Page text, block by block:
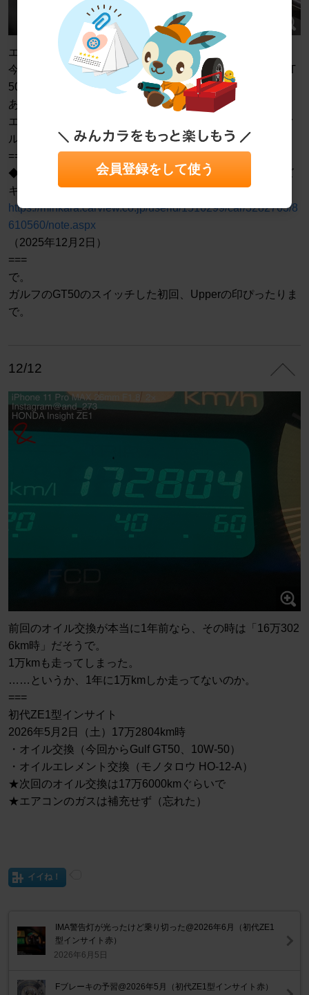
エッジRSは前回までで終了。
今回からは、初代ZE1型インサイトもGulf（ガルフ）のGT
50。
あ、エッジRSと同じ、10W-50です。
エッジRSからGT50にした理由や違いについては、別のク
ルマ（スマイルツイン）で書いたので、そちらを。↓
===
◆オイル交換は今日からガルフGT50＠2025年12月（スズ
キ EC22S型 スマイルツイン）
https://minkara.carview.co.jp/userid/1516299/car/3282763/8
610560/note.aspx
（2025年12月2日）
===
で。
ガルフのGT50のスイッチした初回、Upperの印ぴったりま
で。
12/12
前回のオイル交換が本当に1年前なら、その時は「16万302
6km時」だそうで。
1万kmも走ってしまった。
……というか、1年に1万kmしか走ってないのか。
===
初代ZE1型インサイト
2026年5月2日（土）17万2804km時
・オイル交換（今回からGulf GT50、10W-50）
・オイルエレメント交換（モノタロウ HO-12-A）
★次回のオイル交換は17万6000kmぐらいで
★エアコンのガスは補充せず（忘れた）
イイね！
IMA警告灯が光ったけど乗り切った@2026年6月（初代ZE1
型インサイト赤）
2026年6月5日
Fブレーキの予習@2026年5月（初代ZE1型インサイト赤）
会員登録をして使う